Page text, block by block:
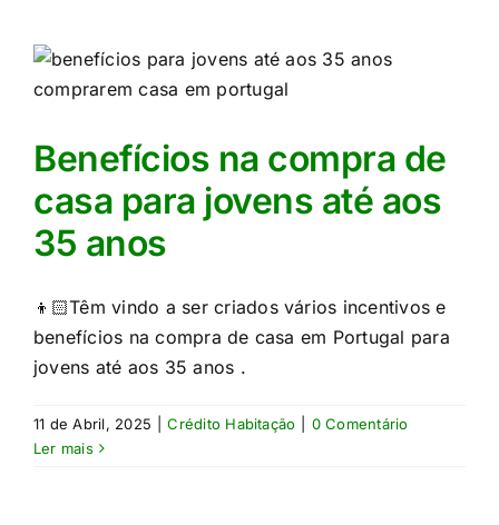
Benefícios na compra de
casa para jovens até aos
35 anos
👦🏻Têm vindo a ser criados vários incentivos e
benefícios na compra de casa em Portugal para
jovens até aos 35 anos .
11 de Abril, 2025 Crédito Habitação
0 Comentário
Ler mais